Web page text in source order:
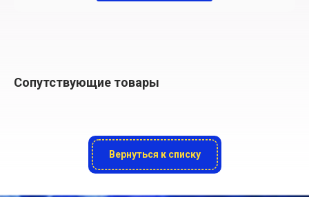
Сопутствующие товары
Вернуться к списку